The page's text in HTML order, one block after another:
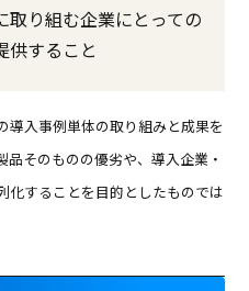
取り組む企業にとっての
供すること
入事例単体の取り組みと成果を
そのものの優劣や、導入企業・
化することを目的としたものでは